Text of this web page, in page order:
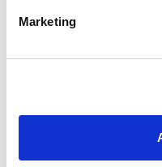
Marketing
Vår höstreaförsäljning
formar, och när de är
chansen att skaffa